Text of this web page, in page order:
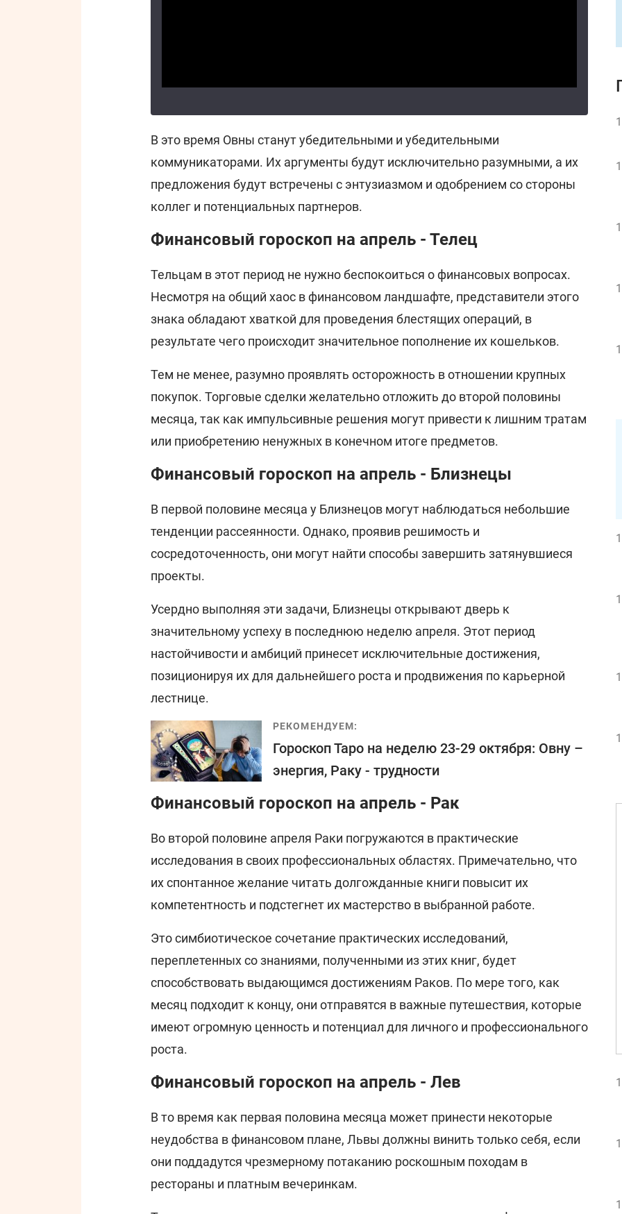
В это время Овны станут убедительными и убедительными
коммуникаторами. Их аргументы будут исключительно разумными, а их
предложения будут встречены с энтузиазмом и одобрением со стороны
коллег и потенциальных партнеров.
Финансовый гороскоп на апрель - Телец
Тельцам в этот период не нужно беспокоиться о финансовых вопросах.
Несмотря на общий хаос в финансовом ландшафте, представители этого
знака обладают хваткой для проведения блестящих операций, в
результате чего происходит значительное пополнение их кошельков.
Тем не менее, разумно проявлять осторожность в отношении крупных
покупок. Торговые сделки желательно отложить до второй половины
месяца, так как импульсивные решения могут привести к лишним тратам
или приобретению ненужных в конечном итоге предметов.
Финансовый гороскоп на апрель - Близнецы
В первой половине месяца у Близнецов могут наблюдаться небольшие
тенденции рассеянности. Однако, проявив решимость и
сосредоточенность, они могут найти способы завершить затянувшиеся
проекты.
Усердно выполняя эти задачи, Близнецы открывают дверь к
значительному успеху в последнюю неделю апреля. Этот период
настойчивости и амбиций принесет исключительные достижения,
позиционируя их для дальнейшего роста и продвижения по карьерной
лестнице.
РЕКОМЕНДУЕМ:
Гороскоп Таро на неделю 23-29 октября: Овну –
энергия, Раку - трудности
Финансовый гороскоп на апрель - Рак
Во второй половине апреля Раки погружаются в практические
исследования в своих профессиональных областях. Примечательно, что
их спонтанное желание читать долгожданные книги повысит их
компетентность и подстегнет их мастерство в выбранной работе.
Это симбиотическое сочетание практических исследований,
переплетенных со знаниями, полученными из этих книг, будет
способствовать выдающимся достижениям Раков. По мере того, как
месяц подходит к концу, они отправятся в важные путешествия, которые
имеют огромную ценность и потенциал для личного и профессионального
роста.
Финансовый гороскоп на апрель - Лев
В то время как первая половина месяца может принести некоторые
неудобства в финансовом плане, Львы должны винить только себя, если
они поддадутся чрезмерному потаканию роскошным походам в
рестораны и платным вечеринкам.